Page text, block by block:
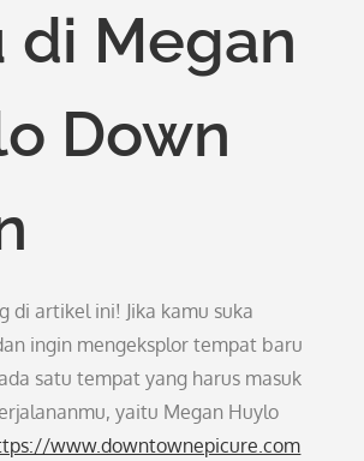
di Megan
Down
di artikel ini! Jika kamu suka
ingin mengeksplor tempat baru
satu tempat yang harus masuk
yaitu Megan Huylo
www.downtownepicure.com